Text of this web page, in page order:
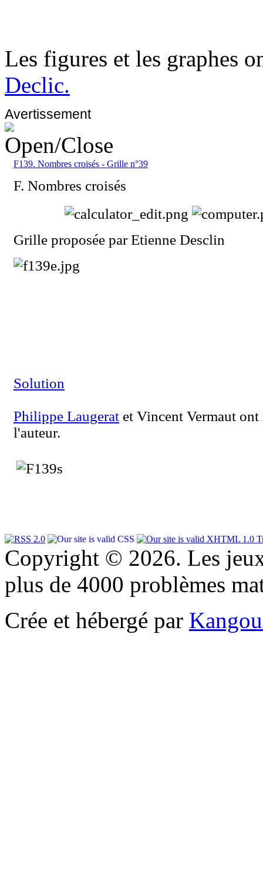
Les figures et les graphes
Declic.
Avertissement
F139. Nombres croisés - Grille n°39
F. Nombres croisés
Grille proposée par Etienne Desclin
Solution
Philippe Laugerat et Vincent Vermaut
l'auteur.
Copyright © 2026. Les
plus de 4000 problèmes
Crée et hébergé par